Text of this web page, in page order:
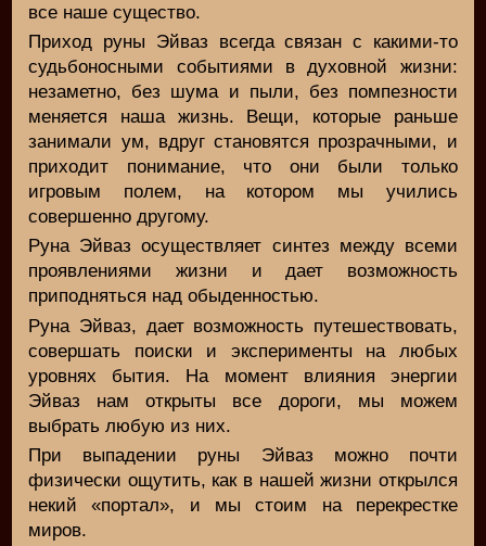
все наше существо.
Приход руны Эйваз всегда связан с какими-то
судьбоносными событиями в духовной жизни:
незаметно, без шума и пыли, без помпезности
меняется наша жизнь. Вещи, которые раньше
занимали ум, вдруг становятся прозрачными, и
приходит понимание, что они были только
игровым полем, на котором мы учились
совершенно другому.
Руна Эйваз осуществляет синтез между всеми
проявлениями жизни и дает возможность
приподняться над обыденностью.
Руна Эйваз, дает возможность путешествовать,
совершать поиски и эксперименты на любых
уровнях бытия. На момент влияния энергии
Эйваз нам открыты все дороги, мы можем
выбрать любую из них.
При выпадении руны Эйваз можно почти
физически ощутить, как в нашей жизни открылся
некий «портал», и мы стоим на перекрестке
миров.